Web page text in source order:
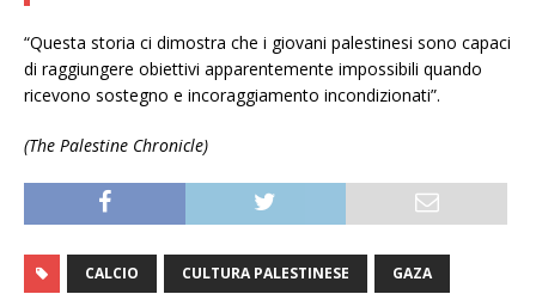
“Questa storia ci dimostra che i giovani palestinesi sono capaci
di raggiungere obiettivi apparentemente impossibili quando
ricevono sostegno e incoraggiamento incondizionati”.
(The Palestine Chronicle)
CALCIO CULTURA PALESTINESE GAZA